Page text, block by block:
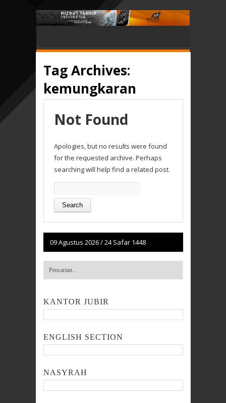
Tag Archives:
kemungkaran
Not Found
Apologies, but no results were found
for the requested archive. Perhaps
searching will help find a related post.
for:
09 Agustus 2026/24 Safar 1448
KANTOR JUBIR
ENGLISH SECTION
NASYRAH